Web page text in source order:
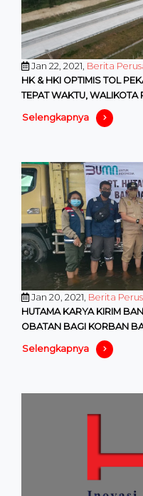
Jan 22, 2021, Berita
HK & HKI OPTIMIS TOL
TEPAT WAKTU,
MANFAATNYA
Selengkapnya
Jan 20, 2021, Berita
HUTAMA KARYA KIRIM
OBATAN BAGI KORBAN
Selengkapnya